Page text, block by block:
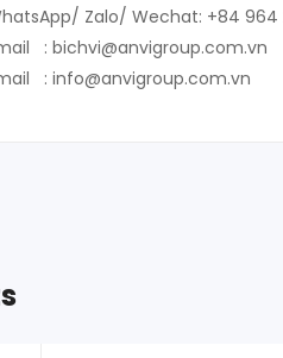
Zalo/ Wechat: +84 964
: bichvi@anvigroup.com.vn
: info@anvigroup.com.vn